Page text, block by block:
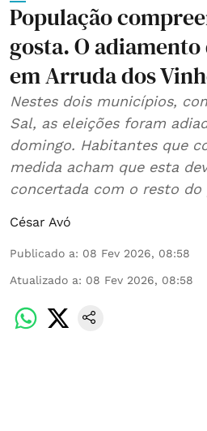
População
gosta. O
em Arruda dos
Nestes dois municípios,
Sal, as eleições foram
domingo. Habitantes que
medida acham que esta
concertada com o resto do
César Avó
Publicado a: 08 Fev 2026, 08:58
Atualizado a: 08 Fev 2026, 08:58